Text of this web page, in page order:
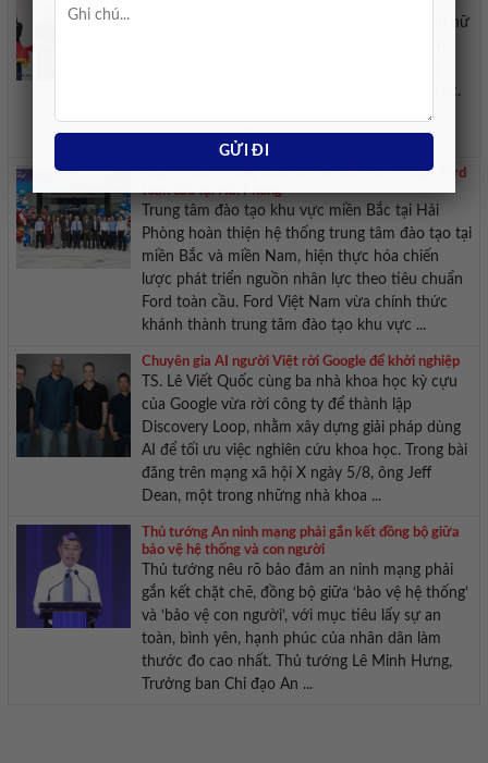
Triển lãm ‘Đan kết hữu nghị’ tại Bảo tàng Phụ nữ
niệm 50 năm quan hệ ngoại giao giữa hai nước.
Nhân dịp kỷ niệm 50 năm thiết lập quan hệ
ngoại giao giữa Thái Lan ...
Khánh thành trung tâm đào tạo theo tiêu chuẩn Ford
toàn cầu tại Hải Phòng
Trung tâm đào tạo khu vực miền Bắc tại Hải
Phòng hoàn thiện hệ thống trung tâm đào tạo tại
miền Bắc và miền Nam, hiện thực hóa chiến
lược phát triển nguồn nhân lực theo tiêu chuẩn
Ford toàn cầu. Ford Việt Nam vừa chính thức
khánh thành trung tâm đào tạo khu vực ...
Chuyên gia AI người Việt rời Google để khởi nghiệp
TS. Lê Viết Quốc cùng ba nhà khoa học kỳ cựu
của Google vừa rời công ty để thành lập
Discovery Loop, nhằm xây dựng giải pháp dùng
AI để tối ưu việc nghiên cứu khoa học. Trong bài
đăng trên mạng xã hội X ngày 5/8, ông Jeff
Dean, một trong những nhà khoa ...
Thủ tướng An ninh mạng phải gắn kết đồng bộ giữa
bảo vệ hệ thống và con người
Thủ tướng nêu rõ bảo đảm an ninh mạng phải
gắn kết chặt chẽ, đồng bộ giữa ‘bảo vệ hệ thống’
và ‘bảo vệ con người’, với mục tiêu lấy sự an
toàn, bình yên, hạnh phúc của nhân dân làm
thước đo cao nhất. Thủ tướng Lê Minh Hưng,
Trưởng ban Chỉ đạo An ...